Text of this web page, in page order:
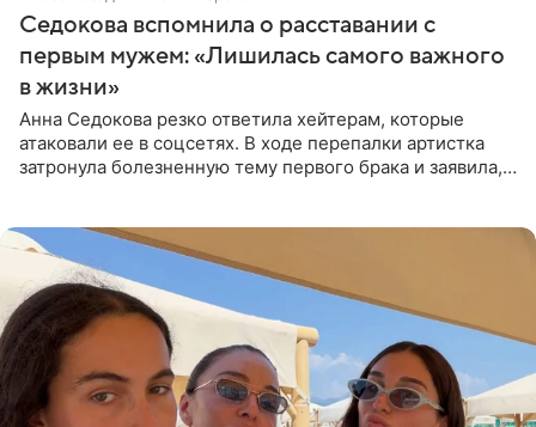
Седокова вспомнила о расставании с
первым мужем: «Лишилась самого важного
в жизни»
Анна Седокова резко ответила хейтерам, которые
атаковали ее в соцсетях. В ходе перепалки артистка
затронула болезненную тему первого брака и заявила,